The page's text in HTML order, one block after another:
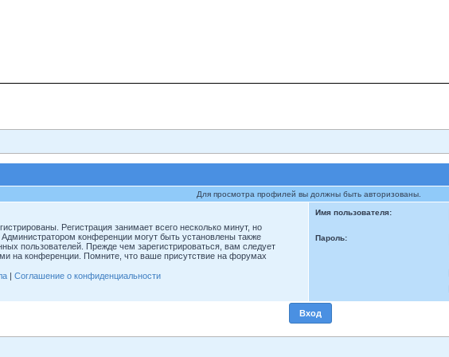
Для просмотра профилей вы должны быть авторизованы.
Регистрация занимает всего несколько минут, но
конференции могут быть установлены также
пользователей. Прежде чем зарегистрироваться, вам следует
на конференции. Помните, что ваше присутствие на форумах
| Соглашение о конфиденциальности
Имя пользователя:
Пароль: